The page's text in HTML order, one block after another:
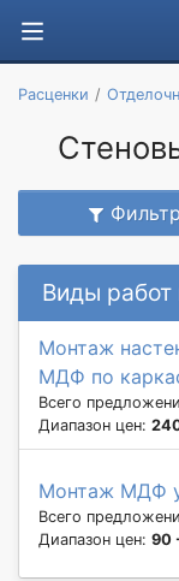
Расценки
Виды работ
Монтаж
МДФ по
Всего
Диапазон цен:
Монтаж МДФ
Всего
Диапазон цен: 90